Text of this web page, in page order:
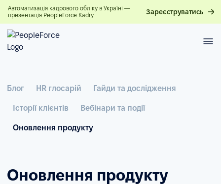
Автоматизація кадрового обліку в Україні —
презентація PeopleForce Kadry
Зареєструватись
Блог HR глосарій Гайди та дослідження
Історії клієнтів Вебінари та події
Оновлення продукту
Оновлення продукту